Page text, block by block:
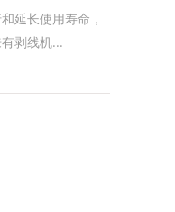
延长使用寿命，
剥线机...